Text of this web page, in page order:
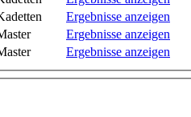
Ergebnisse anzeigen
Ergebnisse anzeigen
Ergebnisse anzeigen